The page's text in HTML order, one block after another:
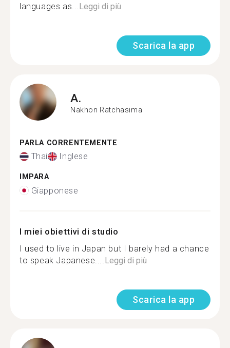
languages ​​as... Leggi di più
Scarica la app
A.
Nakhon Ratchasima
PARLA CORRENTEMENTE
Thai Inglese
IMPARA
Giapponese
I miei obiettivi di studio
I used to live in Japan but I barely had a chance
to speak Japanese.... Leggi di più
Scarica la app